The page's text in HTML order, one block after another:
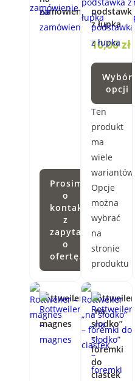
zamówienie
Prosimy
o
kontakt
z
zapytaniem
o
ofertę.
podstawka
z łupka
10,00zł
Wybór
opcji
Ten
produkt
ma
wiele
wariantów.
Opcje
można
wybrać
na
stronie
produktu
Rottweiler
–
magnes
Rottweiler
„na
słodko”
–
foremki
do
ciastek